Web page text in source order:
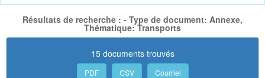
Résultats de recherche : - Type de document: Annexe,
Thématique: Transports
15 documents trouvés
PDF CSV Courriel